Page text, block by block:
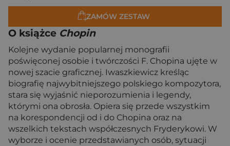
ZAMÓW ZESTAW
O książce Chopin
Kolejne wydanie popularnej monografii
poświęconej osobie i twórczości F. Chopina ujęte w
nowej szacie graficznej. Iwaszkiewicz kreśląc
biografię najwybitniejszego polskiego kompozytora,
stara się wyjaśnić nieporozumienia i legendy,
którymi ona obrosła. Opiera się przede wszystkim
na korespondencji od i do Chopina oraz na
wszelkich tekstach współczesnych Fryderykowi. W
wyborze i ocenie przedstawianych osób, sytuacji